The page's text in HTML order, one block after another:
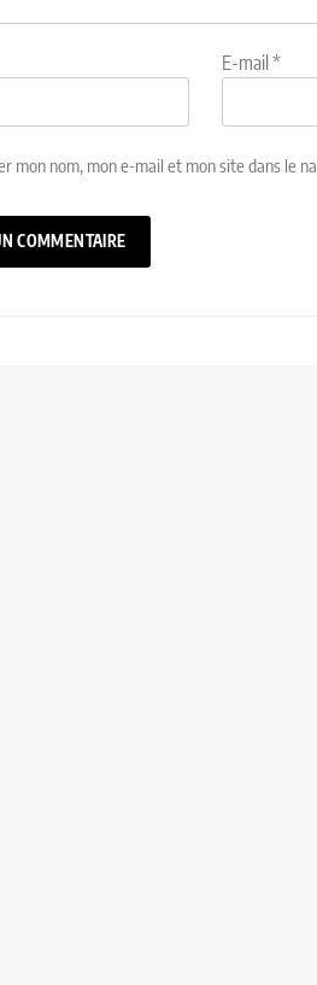
E-mail *
mon nom, mon e-mail et mon site dans le